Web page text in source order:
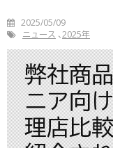
2025/05/09
ニュース 2025年
弊社商
ニア向
理店比